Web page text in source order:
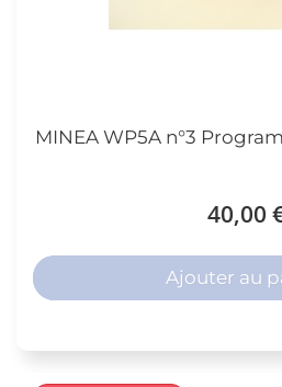
MINEA WP5A n°3
40,00
Ajouter au